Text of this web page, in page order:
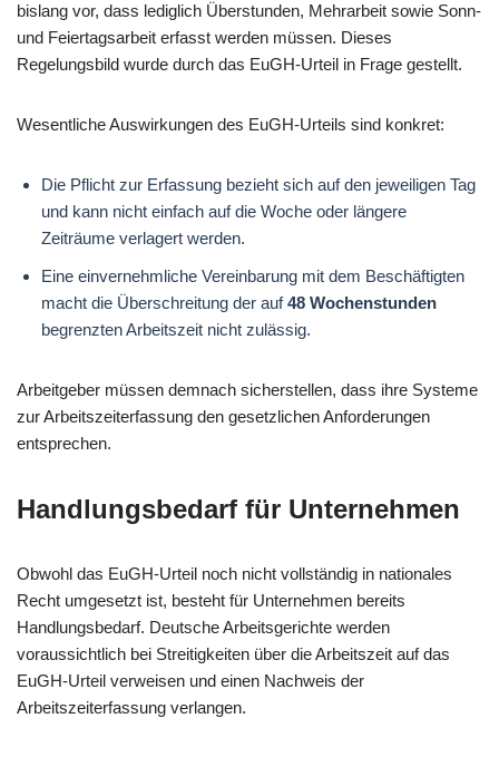
bislang vor, dass lediglich Überstunden, Mehrarbeit sowie Sonn-
und Feiertagsarbeit erfasst werden müssen. Dieses
Regelungsbild wurde durch das EuGH-Urteil in Frage gestellt.
Wesentliche Auswirkungen des EuGH-Urteils sind konkret:
Die Pflicht zur Erfassung bezieht sich auf den jeweiligen Tag
und kann nicht einfach auf die Woche oder längere
Zeiträume verlagert werden.
Eine einvernehmliche Vereinbarung mit dem Beschäftigten
macht die Überschreitung der auf48 Wochenstunden
begrenzten Arbeitszeit nicht zulässig.
Arbeitgeber müssen demnach sicherstellen, dass ihre Systeme
zur Arbeitszeiterfassung den gesetzlichen Anforderungen
entsprechen.
Handlungsbedarf für Unternehmen
Obwohl das EuGH-Urteil noch nicht vollständig in nationales
Recht umgesetzt ist, besteht für Unternehmen bereits
Handlungsbedarf. Deutsche Arbeitsgerichte werden
voraussichtlich bei Streitigkeiten über die Arbeitszeit auf das
EuGH-Urteil verweisen und einen Nachweis der
Arbeitszeiterfassung verlangen.